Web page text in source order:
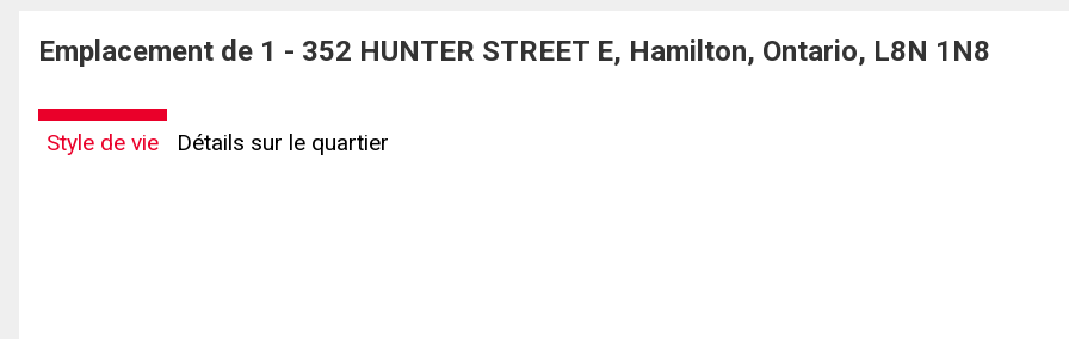
Emplacement de 1 - 352 HUNTER STREET E, Hamilton, Ontario, L8N 1N8
Style de vie Détails sur le quartier